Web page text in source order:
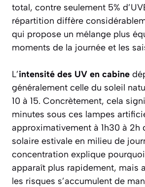
total, contre seulement 5%
répartition diffère
qui propose un mélange plus
moments de la journée et les
L’intensité des UV en cabine
généralement celle du soleil
10 à 15. Concrètement, cela
minutes sous ces lampes
approximativement à 1h30 à 2h
solaire estivale en milieu de
concentration explique
apparaît plus rapidement, mais
les risques s’accumulent de